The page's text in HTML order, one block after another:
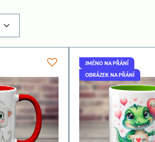
JMÉNO NA PŘÁNÍ
OBRÁZEK NA PŘÁNÍ